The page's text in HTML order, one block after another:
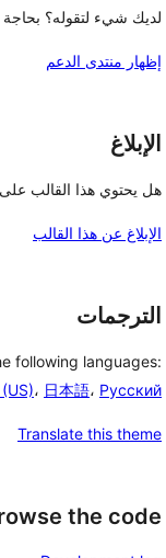
لديك شيء لتقوله؟
إظهار منتدى الدعم
الإبلاغ
هل يحتوي هذا القالب
الإبلاغ عن هذا القالب
الترجمات
following languages:
، 日本語، Русский
Translate this theme
the code